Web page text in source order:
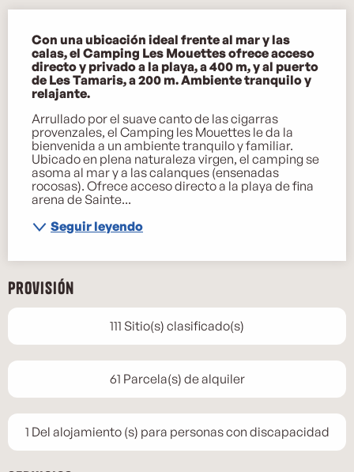
Con una ubicación ideal frente al mar y las
calas, el Camping Les Mouettes ofrece acceso
directo y privado a la playa, a 400 m, y al puerto
de Les Tamaris, a 200 m. Ambiente tranquilo y
relajante.
Arrullado por el suave canto de las cigarras
provenzales, el Camping les Mouettes le da la
bienvenida a un ambiente tranquilo y familiar.
Ubicado en plena naturaleza virgen, el camping se
asoma al mar y a las calanques (ensenadas
rocosas). Ofrece acceso directo a la playa de fina
arena de Sainte...
Seguir leyendo
Provisión
111 Sitio(s) clasificado(s)
61 Parcela(s) de alquiler
1 Del alojamiento (s) para personas con discapacidad